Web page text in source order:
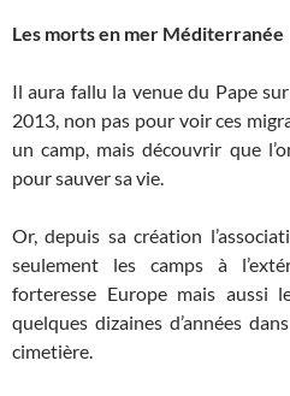
Les morts en mer Méditerranée
Il aura fallu la venue du Pape
2013, non pas pour voir ces
un camp, mais découvrir que
pour sauver sa vie.
Or, depuis sa création
seulement les camps à
forteresse Europe mais aussi
quelques dizaines d’années
cimetière.